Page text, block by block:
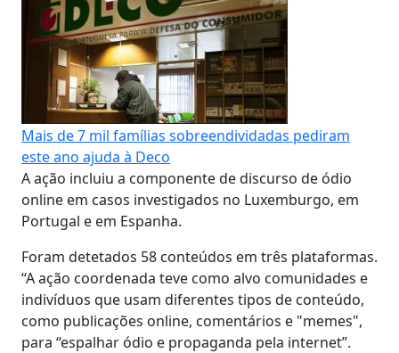
Mais de 7 mil famílias sobreendividadas pediram
este ano ajuda à Deco
A ação incluiu a componente de discurso de ódio
online em casos investigados no Luxemburgo, em
Portugal e em Espanha.
Foram detetados 58 conteúdos em três plataformas.
“A ação coordenada teve como alvo comunidades e
indivíduos que usam diferentes tipos de conteúdo,
como publicações online, comentários e "memes",
para “espalhar ódio e propaganda pela internet”.